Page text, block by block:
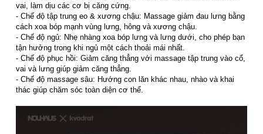
vai, làm dịu các cơ bị căng cứng.
- Chế độ tập trung eo & xương chậu: Massage giảm đau lưng bằng
cách xoa bóp mạnh vùng lưng, hông và xương chậu.
- Chế độ ngủ: Nhẹ nhàng xoa bóp lưng và lưng dưới, cho phép bạn
tận hưởng trong khi ngủ một cách thoải mái nhất.
- Chế độ phục hồi: Giảm căng thẳng với massage tập trung vào cổ,
vai và lưng giúp giảm căng thẳng.
- Chế độ massage sâu: Hướng con lăn khác nhau, nhào và khai
thác giúp chăm sóc toàn diện cơ thể.